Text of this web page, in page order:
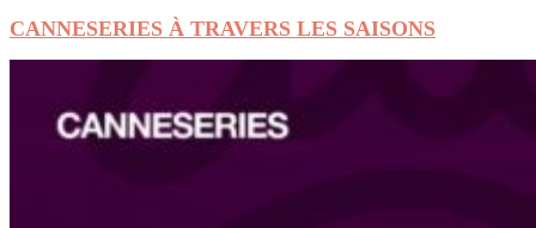
CANNESERIES À TRAVERS LES SAISONS